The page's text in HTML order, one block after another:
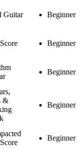
Guitar Beginner
Beginner
Beginner
&
Beginner
Beginner